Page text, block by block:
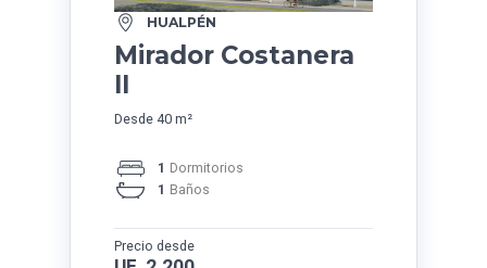
HUALPÉN
Mirador Costanera
II
Desde 40 m²
1
Dormitorios
1
Baños
Precio desde